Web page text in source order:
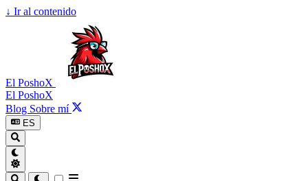
↓ Ir al contenido
El PoshoX
El PoshoX
Blog Sobre mí
ES